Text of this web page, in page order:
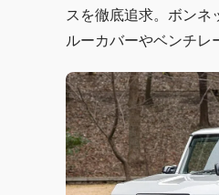
スを徹底追求。ボンネ
ルーカバーやベンチレ